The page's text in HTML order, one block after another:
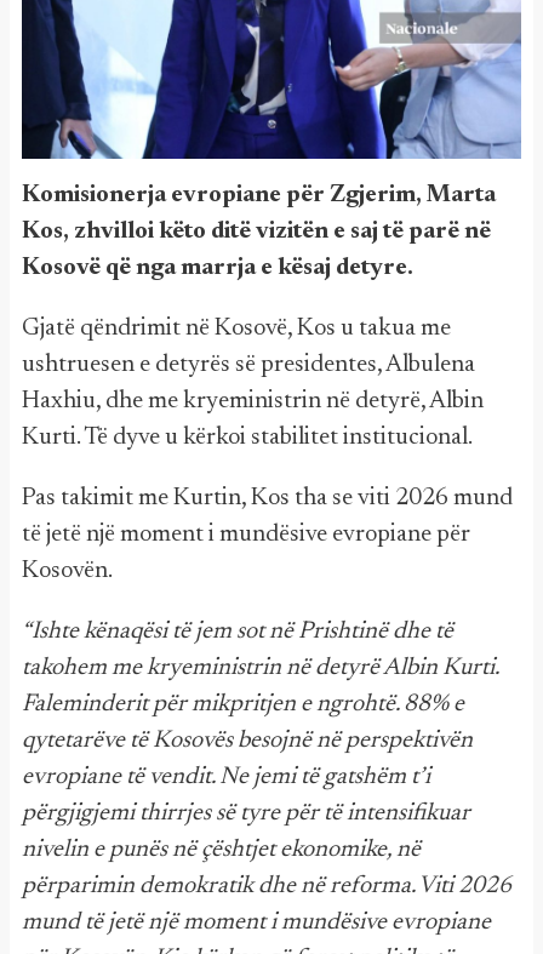
Komisionerja evropiane për Zgjerim, Marta
Kos, zhvilloi këto ditë vizitën e saj të parë në
Kosovë që nga marrja e kësaj detyre.
Gjatë qëndrimit në Kosovë, Kos u takua me
ushtruesen e detyrës së presidentes, Albulena
Haxhiu, dhe me kryeministrin në detyrë, Albin
Kurti. Të dyve u kërkoi stabilitet institucional.
Pas takimit me Kurtin, Kos tha se viti 2026 mund
të jetë një moment i mundësive evropiane për
Kosovën.
“Ishte kënaqësi të jem sot në Prishtinë dhe të
takohem me kryeministrin në detyrë Albin Kurti.
Faleminderit për mikpritjen e ngrohtë. 88% e
qytetarëve të Kosovës besojnë në perspektivën
evropiane të vendit. Ne jemi të gatshëm t’i
përgjigjemi thirrjes së tyre për të intensifikuar
nivelin e punës në çështjet ekonomike, në
përparimin demokratik dhe në reforma. Viti 2026
mund të jetë një moment i mundësive evropiane